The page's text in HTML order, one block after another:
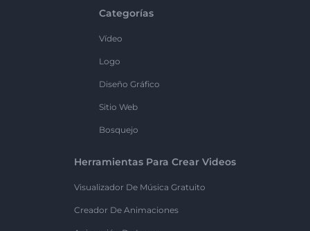
Categorías
Vídeo
Logo
Diseño Gráfico
Sitio Web
Bosquejo
Herramientas Para Crear Videos
Visualizador De Música Gratuito
Creador De Animaciones